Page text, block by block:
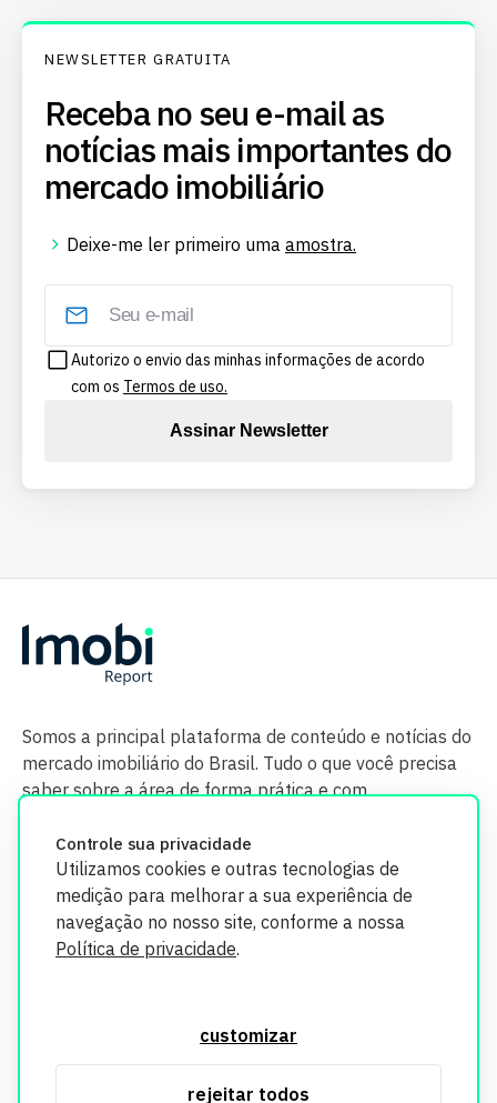
Controle sua privacidade
Utilizamos cookies e outras tecnologias de
medição para melhorar a sua experiência de
navegação no nosso site, conforme a nossa
Política de privacidade.
customizar
rejeitar todos
NEWSLETTER GRATUITA
Receba no seu e-mail as
notícias mais importantes do
mercado imobiliário
Deixe-me ler primeiro uma amostra.
Autorizo o envio das minhas informações de acordo
com os Termos de uso.
Assinar Newsletter
Somos a principal plataforma de conteúdo e notícias do
mercado imobiliário do Brasil. Tudo o que você precisa
saber sobre a área de forma prática e com
segurança. Todos os dados coletados em nosso site são
utilizados exclusivamente para fins de aprimoramento de
informações, consulte nossa Política de Privacidade.